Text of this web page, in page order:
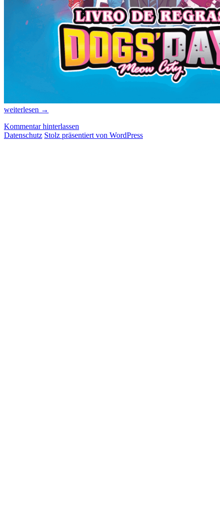
Neue
aus
Lateinamerika,
weiterlesen →
Kommentar hinterlassen
Datenschutz Stolz präsentiert von WordPress